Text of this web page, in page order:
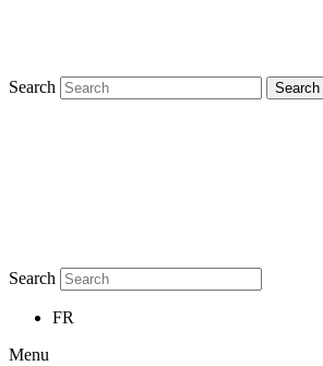
Search Search
Search
FR
Menu